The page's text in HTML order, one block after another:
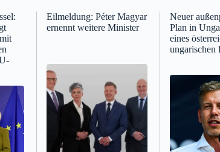
Eilmeldung: Péter Magyar
ernennt weitere Minister
Neuer
Plan in
eines
ungarischen